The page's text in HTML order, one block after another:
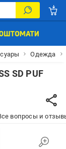
Одежда
SD PUF
вопросы и